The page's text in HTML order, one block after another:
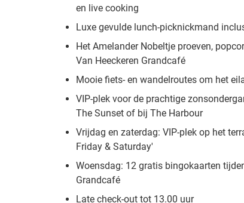
en live cooking
Luxe gevulde lunch-picknickmand
Het Amelander Nobeltje proeven,
Van Heeckeren Grandcafé
Mooie fiets- en wandelroutes om het
VIP-plek voor de prachtige
The Sunset of bij The Harbour
Vrijdag en zaterdag: VIP-plek op het
Friday & Saturday'
Woensdag: 12 gratis bingokaarten
Grandcafé
Late check-out tot 13.00 uur